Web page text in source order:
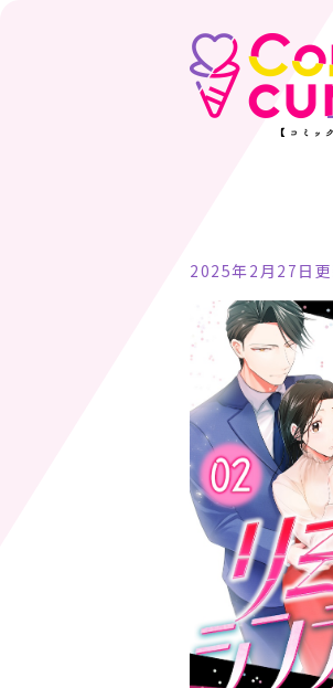
2025年2月27日